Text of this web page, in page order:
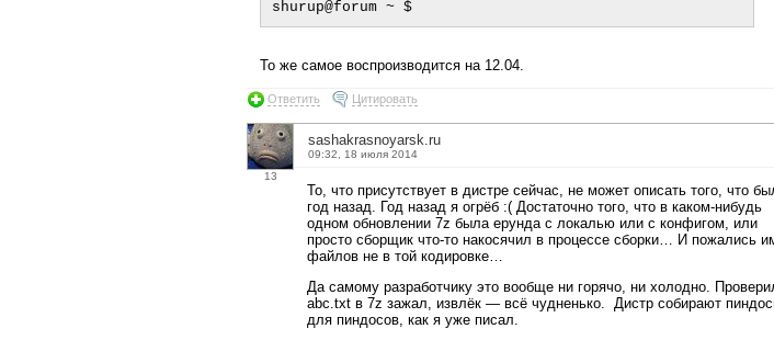
То же самое воспроизводится на 12.04.
Ответить Цитировать
13
sashakrasnoyarsk.ru
09:32, 18 июля 2014
То, что присутствует в дистре сейчас, не может описать того, что
год назад. Год назад я огрёб :( Достаточно того, что в каком-нибудь
одном обновлении 7z была ерунда с локалью или с конфигом, или
просто сборщик что-то накосячил в процессе сборки… И пожались
файлов не в той кодировке…
Да самому разработчику это вообще ни горячо, ни холодно.
abc.txt в 7z зажал, извлёк — всё чудненько. Дистр собирают
для пиндосов, как я уже писал.